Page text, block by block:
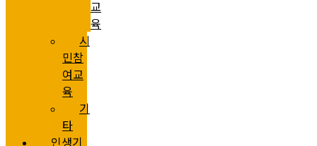
교
육
시
민참
여교
육
기
타
인생기